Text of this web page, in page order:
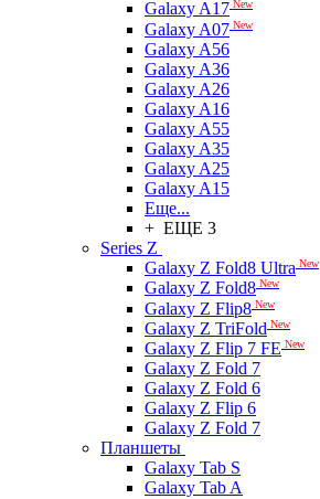
Galaxy A17 New
Galaxy A07 New
Galaxy A56
Galaxy A36
Galaxy A26
Galaxy A16
Galaxy A55
Galaxy A35
Galaxy A25
Galaxy A15
Еще...
+ ЕЩЕ 3
Series Z
Galaxy Z Fold8 Ultra New
Galaxy Z Fold8 New
Galaxy Z Flip8 New
Galaxy Z TriFold New
Galaxy Z Flip 7 FE New
Galaxy Z Fold 7
Galaxy Z Fold 6
Galaxy Z Flip 6
Galaxy Z Fold 7
Планшеты
Galaxy Tab S
Galaxy Tab A